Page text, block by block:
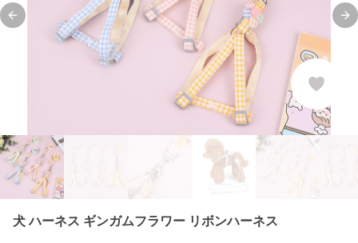
Previous slide
犬 ハーネス ギンガムフラワー リボンハーネス